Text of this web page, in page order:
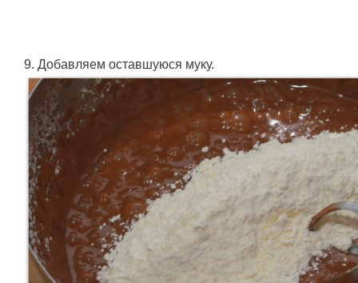
9. Добавляем оставшуюся муку.